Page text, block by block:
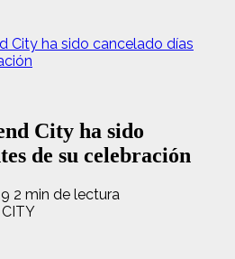
City ha sido cancelado días
City ha sido
de su celebración
2 min de lectura